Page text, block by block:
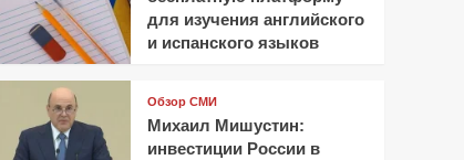
для изучения английского
и испанского языков
Обзор СМИ
Михаил Мишустин:
инвестиции России в